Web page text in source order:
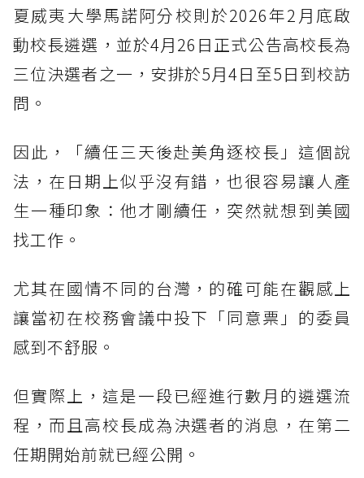
夏威夷大學馬諾阿分校則於2026年2月底啟
動校長遴選，並於4月26日正式公告高校長為
三位決選者之一，安排於5月4日至5日到校訪
問。
因此，「續任三天後赴美角逐校長」這個說
法，在日期上似乎沒有錯，也很容易讓人產
生一種印象：他才剛續任，突然就想到美國
找工作。
尤其在國情不同的台灣，的確可能在觀感上
讓當初在校務會議中投下「同意票」的委員
感到不舒服。
但實際上，這是一段已經進行數月的遴選流
程，而且高校長成為決選者的消息，在第二
任期開始前就已經公開。